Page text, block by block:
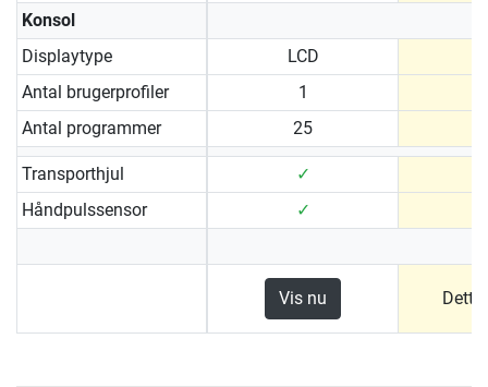
Konsol
Displaytype
LCD
Antal brugerprofiler
1
Antal programmer
25
Transporthjul ✓
Håndpulssensor
✓
Vis nu Dette